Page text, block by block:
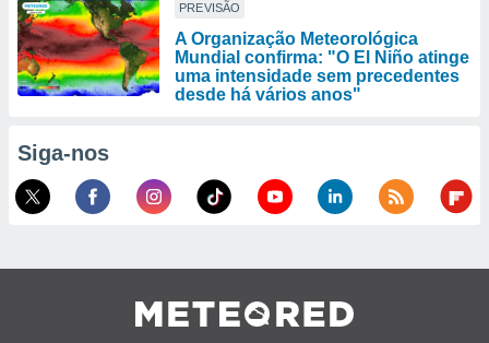
PREVISÃO
A Organização Meteorológica
Mundial confirma: "O El Niño atinge
uma intensidade sem precedentes
desde há vários anos"
Siga-nos